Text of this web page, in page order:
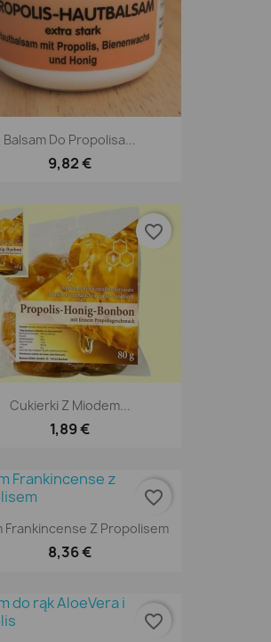
Balsam Do Propolisa...
9,82 €
Cukierki Z Miodem...
1,89 €
favorite_border
Frankincense Z Propolisem
8,36 €
favorite_border
favorite_border